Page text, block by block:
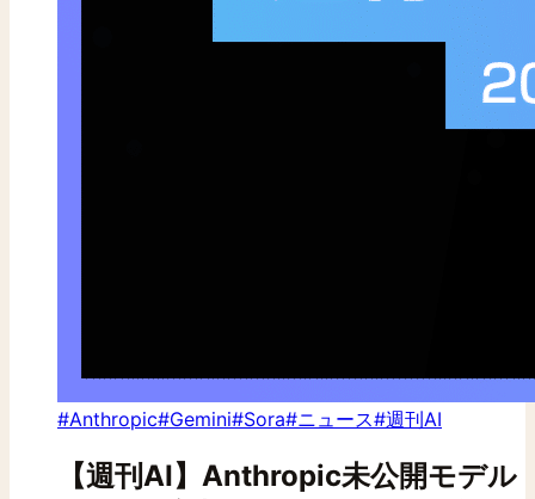
#Anthropic#Gemini#Sora#ニュース#週刊AI
【週刊AI】Anthropic未公開モデル